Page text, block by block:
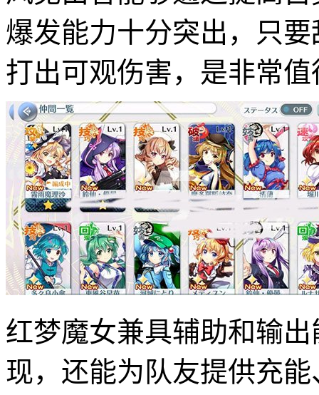
爆发能力十分突出，只
打出可观伤害，是非常
红梦魔女兼具辅助和输
现，还能为队友提供充